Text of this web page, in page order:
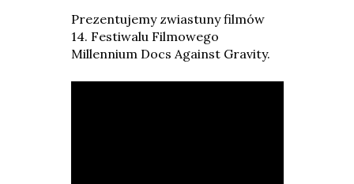
Prezentujemy zwiastuny filmów
14. Festiwalu Filmowego
Millennium Docs Against Gravity.